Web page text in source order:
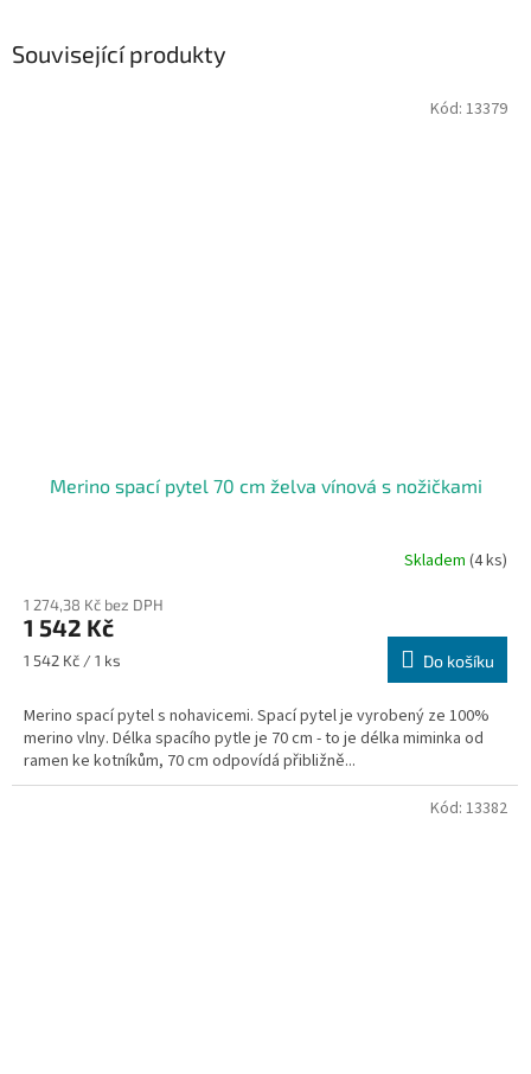
Související produkty
Merino spací pytel 70 cm želva vínová s nožičkami
Skladem (4 ks)
1 274,38 Kč bez DPH
1 542 Kč
Měrná
1 542 Kč / 1 ks Do košíku
Merino spací pytel s nohavicemi. Spací pytel je vyrobený ze 100%
merino vlny. Délka spacího pytle je 70 cm - to je délka miminka od
ramen ke kotníkům, 70 cm odpovídá přibližně...
Kód: 13379
Kód: 13382